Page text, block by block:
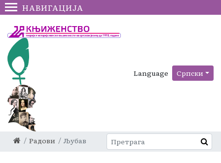
НАВИГАЦИЈА
Language Српски
Радови Љубав